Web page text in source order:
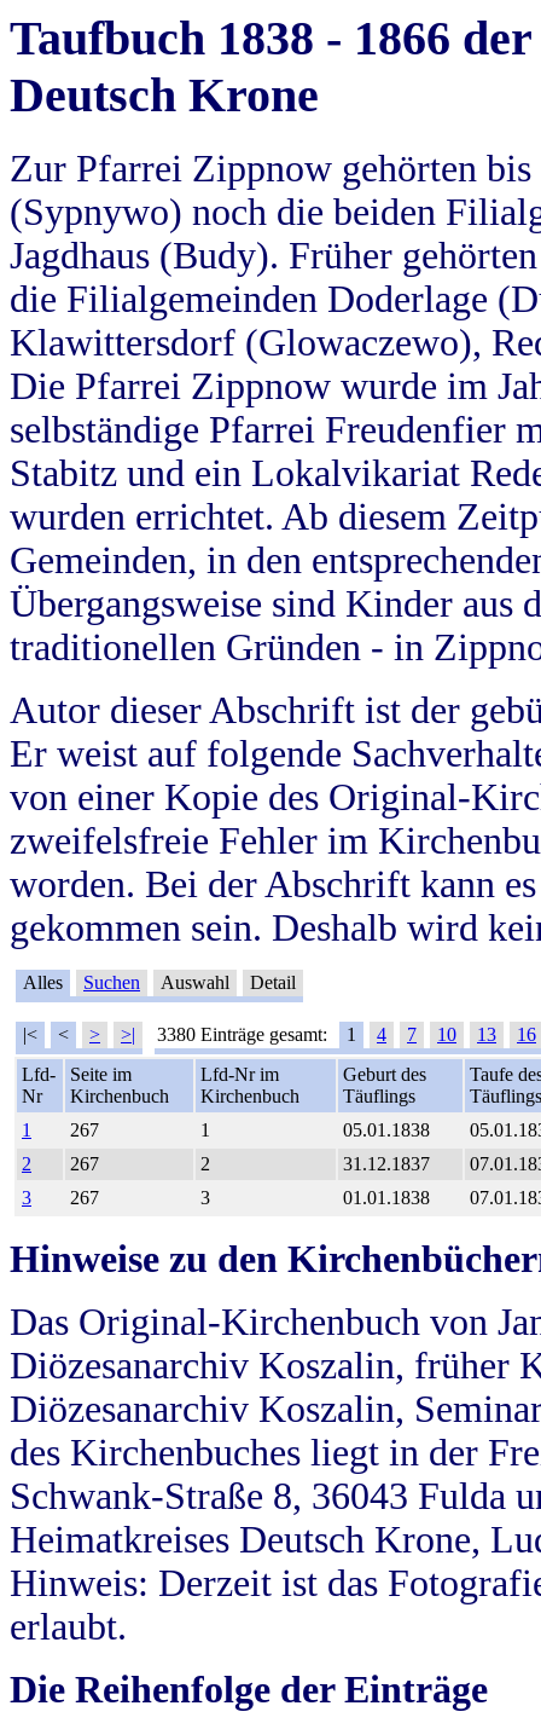
Taufbuch 1838 - 1866
Deutsch Krone
Zur Pfarrei Zippnow gehörten
(Sypnywo) noch die beiden
Jagdhaus (Budy). Früher
die Filialgemeinden Doderlage
Klawittersdorf (Glowaczewo),
Die Pfarrei Zippnow wurde im
selbständige Pfarrei Freudenfier
Stabitz und ein Lokalvikariat
wurden errichtet. Ab diesem
Gemeinden, in den
Übergangsweise sind Kinder aus
traditionellen Gründen - in
Autor dieser Abschrift ist der
Er weist auf folgende
von einer Kopie des Original-
zweifelsfreie Fehler im
worden. Bei der Abschrift kann
gekommen sein. Deshalb wird
Alles Suchen Auswahl Detail
|< < > >| 3380 Einträge gesamt: 1 4 7 10 13
16
Lfd-
Nr
Seite im
Kirchenbuch
Lfd-Nr im
Kirchenbuch
Geburt des
Täuflings
Taufe
Täuflings
1
267 1 05.01.1838
2
267 2 31.12.1837
3
267 3 01.01.1838
Hinweise zu den
Das Original-Kirchenbuch von
Diözesanarchiv Koszalin, früher
Diözesanarchiv Koszalin,
des Kirchenbuches liegt in der
Schwank-Straße 8, 36043 Fulda
Heimatkreises Deutsch Krone,
Hinweis: Derzeit ist das
erlaubt.
Die Reihenfolge der Einträge